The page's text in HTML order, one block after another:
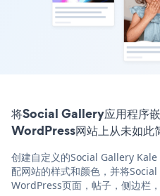
将Social Gallery应用程序
WordPress网站上从未如此
创建自定义的Social Gallery
配网站的样式和颜色，并将
WordPress页面，帖子，侧边栏